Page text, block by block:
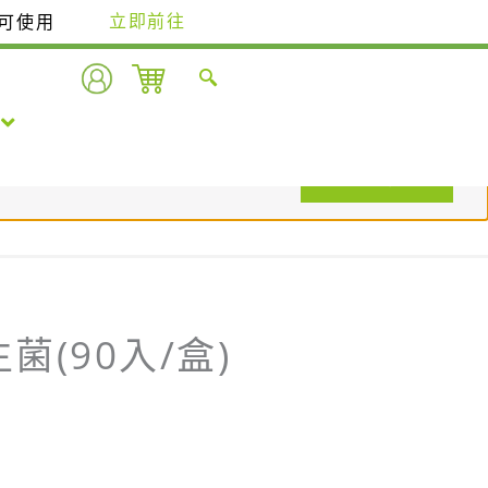
使用 立即前往
菌(90入/盒)